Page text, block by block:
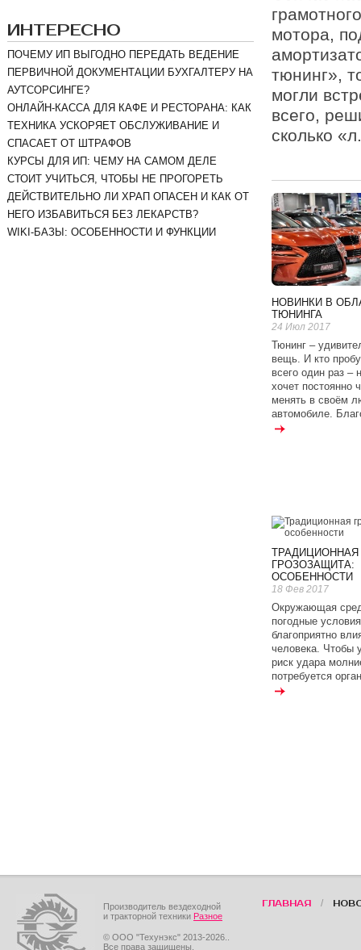
мотора,
тюнинг»,
могли
всего,
сколько
НОВИНКИ В
ТЮНИНГА
24 Июл 2017
Тюнинг –
вещь. И кто
всего один раз –
хочет постоянно
менять в своём
автомобиле.
ТРАДИЦИОННАЯ
ГРОЗОЗАЩИТА:
ОСОБЕННОСТИ
18 Фев 2017
Окружающая
погодные
благоприятно
человека. Чтобы
риск удара
потребуется
ИНТЕРЕСНО
ПОЧЕМУ ИП ВЫГОДНО ПЕРЕДАТЬ ВЕДЕНИЕ
ПЕРВИЧНОЙ ДОКУМЕНТАЦИИ БУХГАЛТЕРУ НА
АУТСОРСИНГЕ?
ОНЛАЙН-КАССА ДЛЯ КАФЕ И РЕСТОРАНА: КАК
ТЕХНИКА УСКОРЯЕТ ОБСЛУЖИВАНИЕ И
СПАСАЕТ ОТ ШТРАФОВ
КУРСЫ ДЛЯ ИП: ЧЕМУ НА САМОМ ДЕЛЕ
СТОИТ УЧИТЬСЯ, ЧТОБЫ НЕ ПРОГОРЕТЬ
ДЕЙСТВИТЕЛЬНО ЛИ ХРАП ОПАСЕН И КАК ОТ
НЕГО ИЗБАВИТЬСЯ БЕЗ ЛЕКАРСТВ?
WIKI-БАЗЫ: ОСОБЕННОСТИ И ФУНКЦИИ
Производитель вездеходной
и тракторной техники Разное
© ООО "Техунэкс" 2013-2026..
Все права защищены.
ГЛАВНАЯ /